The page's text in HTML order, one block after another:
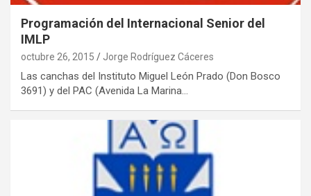
Programación del Internacional Senior del
IMLP
octubre 26, 2015 Jorge Rodríguez Cáceres
Las canchas del Instituto Miguel León Prado (Don Bosco
3691) y del PAC (Avenida La Marina…